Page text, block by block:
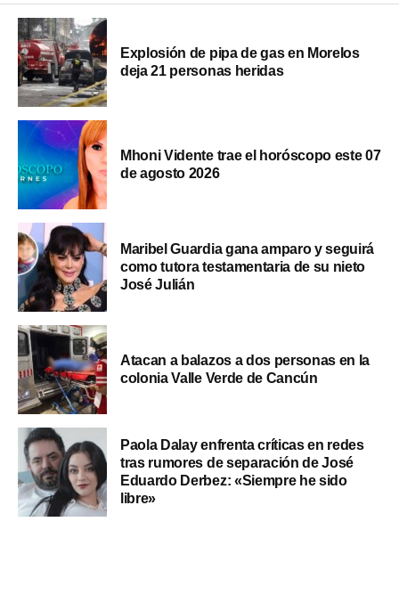
Explosión de pipa de gas en Morelos
deja 21 personas heridas
Mhoni Vidente trae el horóscopo este 07
de agosto 2026
Maribel Guardia gana amparo y seguirá
como tutora testamentaria de su nieto
José Julián
Atacan a balazos a dos personas en la
colonia Valle Verde de Cancún
Paola Dalay enfrenta críticas en redes
tras rumores de separación de José
Eduardo Derbez: «Siempre he sido
libre»